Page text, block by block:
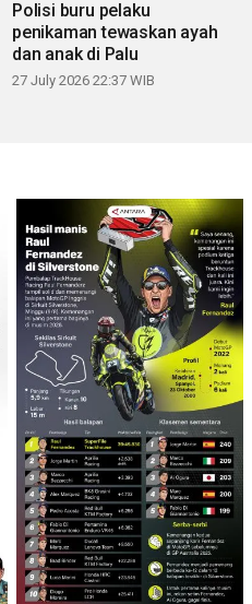
Polisi buru pelaku
penikaman tewaskan ayah
dan anak di Palu
27 July 2026 22:37 WIB